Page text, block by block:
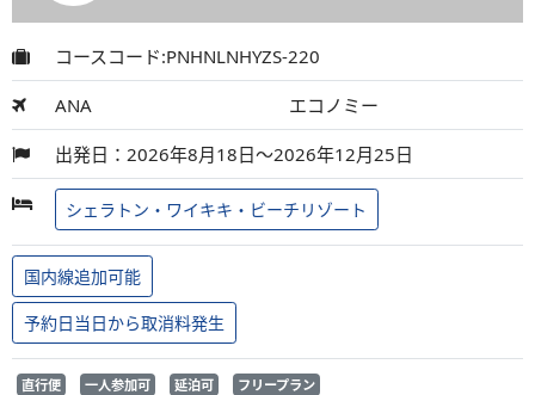
コースコード:PNHNLNHYZS-220
ANA エコノミー
出発日：2026年8月18日～2026年12月25日
シェラトン・ワイキキ・ビーチリゾート
国内線追加可能
予約日当日から取消料発生
直行便 一人参加可 延泊可 フリープラン